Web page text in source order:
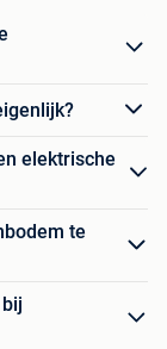
elektrische
te